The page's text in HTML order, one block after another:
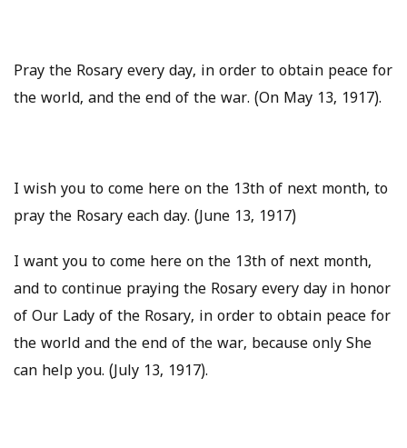
Pray the Rosary every day, in order to obtain peace for
the world, and the end of the war. (On May 13, 1917).
I wish you to come here on the 13th of next month, to
pray the Rosary each day. (June 13, 1917)
I want you to come here on the 13th of next month,
and to continue praying the Rosary every day in honor
of Our Lady of the Rosary, in order to obtain peace for
the world and the end of the war, because only She
can help you. (July 13, 1917).